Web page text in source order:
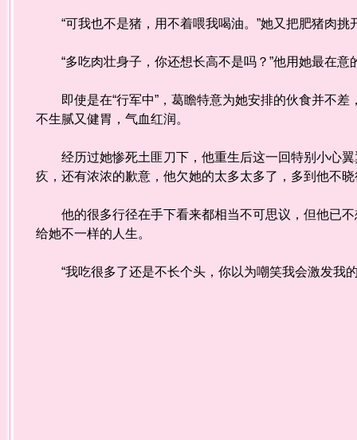
“可我也不是猪，用不着喂我喝油。”她又把肥猪肉挑
“多吃肉壮身子，你还想长高不是吗？”他用她最在意
即使是在“行军中”，葛瞻特意为她安排的伙食并不差
不生腻又健胃，气血红润。
经历过她惨死土匪刀下，他重生后这一回特别小心翼
疚，还有浓浓的歉意，他欠她的太多太多了，多到他不
他的很多行径在手下看来都相当不可思议，但他已不
给她不一样的人生。
“我吃很多了还是不长个头，你以为嘲笑我会激发我